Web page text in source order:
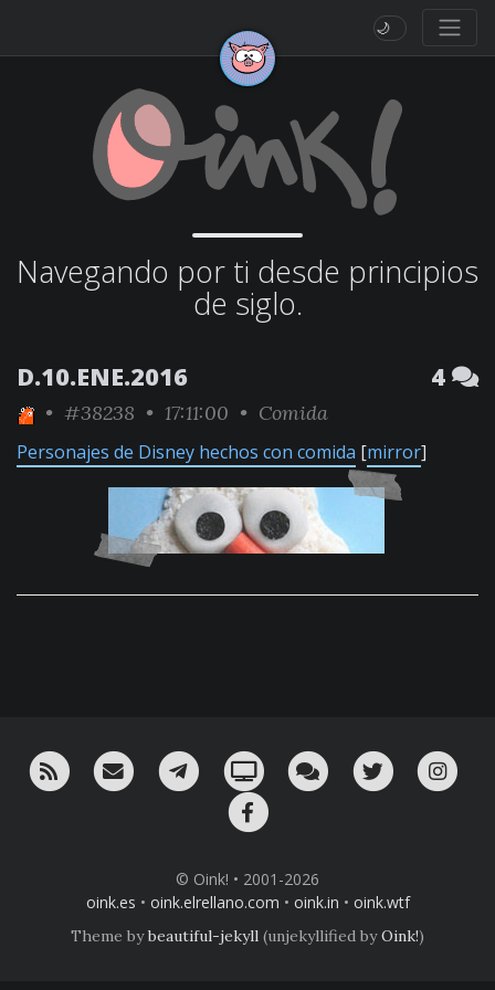
🌙
Navegando por ti desde principios
de siglo.
D.10.ENE.2016 4
• #38238 • 17:11:00 • Comida
Personajes de Disney hechos con comida [mirror]
RSS ¡Mándame un email!¡Nuestro canal en Telegram!
Oink! TV Charla con nosotros
Twitter
© Oink! • 2001-2026
oink.es • oink.elrellano.com • oink.in • oink.wtf
Theme bybeautiful-jekyll (unjekyllified byOink!)